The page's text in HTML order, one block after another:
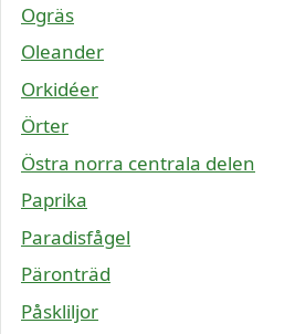
Ogräs
Oleander
Orkidéer
Örter
Östra norra centrala delen
Paprika
Paradisfågel
Päronträd
Påskliljor